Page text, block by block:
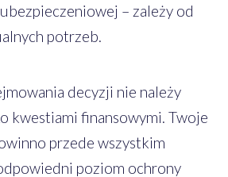
– zależy od
potrzeb.
decyzji nie należy
kwestiami finansowymi. Twoje
przede wszystkim
poziom ochrony